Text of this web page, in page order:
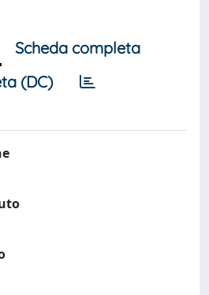
Scheda completa
(DC)